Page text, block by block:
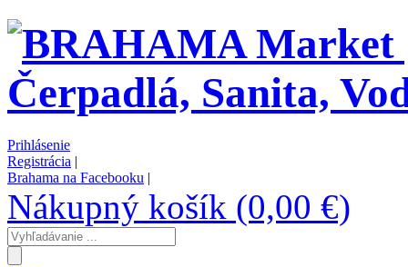
Prihlásenie
Registrácia |
Brahama na Facebooku |
Nákupný košík (0,00 €)